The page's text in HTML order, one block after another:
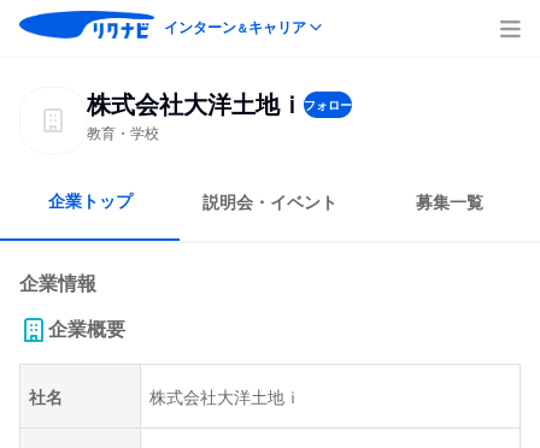
インターン＆キャリア
株式会社大洋土地ｉ フォロー
教育・学校
企業トップ 説明会・イベント 募集一覧
企業情報
企業概要
社名 株式会社大洋土地ｉ